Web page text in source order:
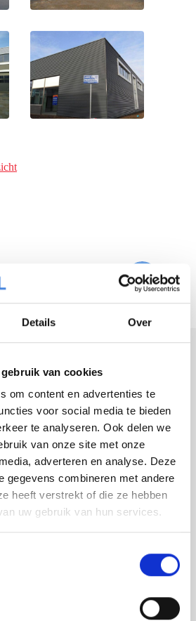
Details Over
van cookies
om content en advertenties te
voor social media te bieden
te analyseren. Ook delen we
van onze site met onze
adverteren en analyse. Deze
gegevens combineren met andere
heeft verstrekt of die ze hebben
uw gebruik van hun services.